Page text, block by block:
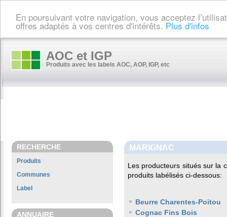
En poursuivant votre navigation, vous acceptez
offres adaptés à vos centres d'intérêts. Plus d'infos
AOC et IGP
Produits avec les labels AOC, AOP, IGP, etc
RECHERCHE
Produits
Communes
Label
ANNUAIRE
MARIGNAC
Les producteurs situés sur la
produits labélisés ci-dessous:
Beurre Charentes-Poitou
Cognac Fins Bois